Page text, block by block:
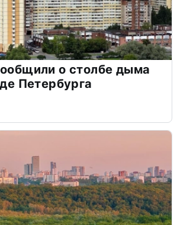
о столбе дыма
Петербурга